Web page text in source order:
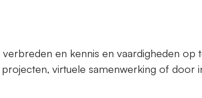
en kennis en vaardigheden op
virtuele samenwerking of door